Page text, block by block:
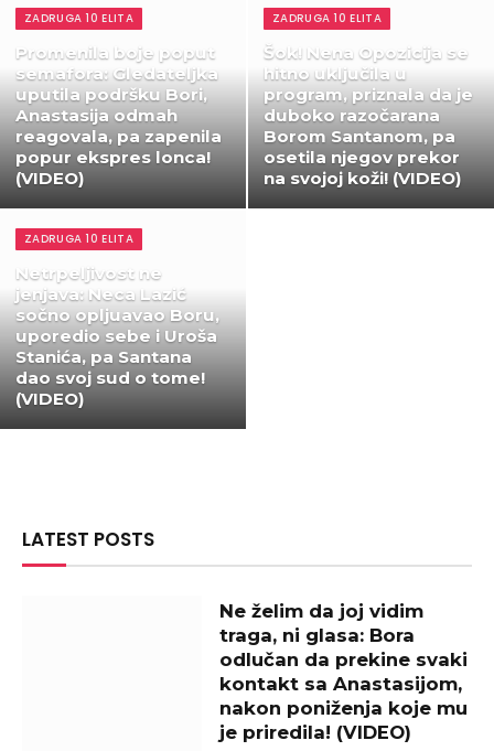
ZADRUGA 10 ELITA
Promenila boje poput
semafora: Gledateljka
uputila podršku Bori,
Anastasija odmah
reagovala, pa zapenila
popur ekspres lonca!
(VIDEO)
ZADRUGA 10 ELITA
Šok! Nena Opozicija se
hitno uključila u
program, priznala da je
duboko razočarana
Borom Santanom, pa
osetila njegov prekor
na svojoj koži! (VIDEO)
ZADRUGA 10 ELITA
Netrpeljivost ne
jenjava: Neca Lazić
sočno opljuavao Boru,
uporedio sebe i Uroša
Stanića, pa Santana
dao svoj sud o tome!
(VIDEO)
LATEST POSTS
Ne želim da joj vidim
traga, ni glasa: Bora
odlučan da prekine svaki
kontakt sa Anastasijom,
nakon poniženja koje mu
je priredila! (VIDEO)